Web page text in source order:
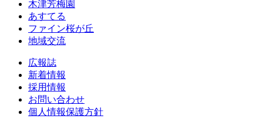
木津芳梅園
あすてる
ファイン桜が丘
地域交流
広報誌
新着情報
採用情報
お問い合わせ
個人情報保護方針